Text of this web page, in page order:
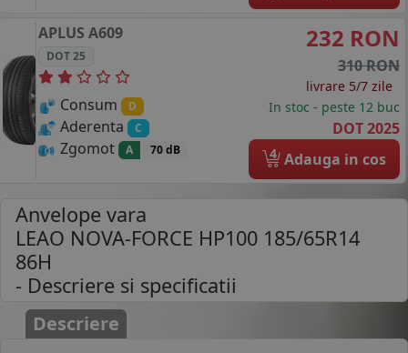
APLUS A609
DOT 25
Consum D
Aderenta C
Zgomot A 70 dB
232 RON
310 RON
livrare 5/7 zile
In stoc - peste 12 buc
DOT 2025
4 Adauga in cos
Anvelope vara
LEAO NOVA-FORCE HP100 185/65R14
86H
- Descriere si specificatii
Descriere